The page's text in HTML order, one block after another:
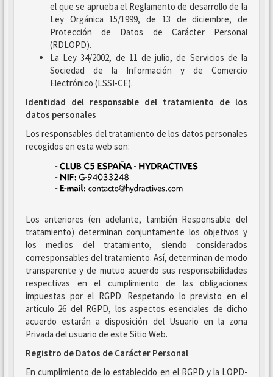
el que se aprueba el Reglamento de desarrollo de la
Ley Orgánica 15/1999, de 13 de diciembre, de
Protección de Datos de Carácter Personal
(RDLOPD).
La Ley 34/2002, de 11 de julio, de Servicios de la
Sociedad de la Información y de Comercio
Electrónico (LSSI-CE).
Identidad del responsable del tratamiento de los
datos personales
Los responsables del tratamiento de los datos personales
recogidos en esta web son:
Los anteriores (en adelante, también Responsable del
tratamiento) determinan conjuntamente los objetivos y
los medios del tratamiento, siendo considerados
corresponsables del tratamiento. Así, determinan de modo
transparente y de mutuo acuerdo sus responsabilidades
respectivas en el cumplimiento de las obligaciones
impuestas por el RGPD. Respetando lo previsto en el
artículo 26 del RGPD, los aspectos esenciales de dicho
acuerdo estarán a disposición del Usuario en la zona
Privada del usuario de este Sitio Web.
Registro de Datos de Carácter Personal
En cumplimiento de lo establecido en el RGPD y la LOPD-